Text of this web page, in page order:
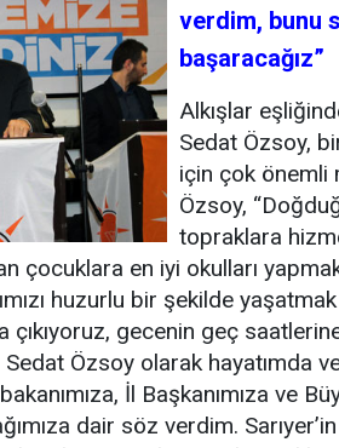
verdim, bunu
başaracağız”
Alkışlar
Sedat Özsoy,
için çok önemli
Özsoy,
topraklara
çocuklara en iyi okulları
huzurlu bir şekilde
çıkıyoruz, gecenin geç
Sedat Özsoy olarak hayatımda
İl Başkanımıza ve
dair söz verdim.